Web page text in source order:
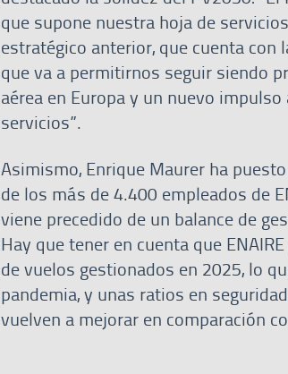
que supone nuestra hoja de
estratégico anterior, que cuenta
que va a permitirnos seguir siendo
aérea en Europa y un nuevo
servicios”.
Asimismo, Enrique Maurer ha
de los más de 4.400 empleados de
viene precedido de un balance de
Hay que tener en cuenta que
de vuelos gestionados en 2025, lo
pandemia, y unas ratios en
vuelven a mejorar en comparación